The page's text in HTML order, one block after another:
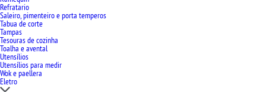
Refratario
Saleiro, pimenteiro e porta temperos
Tabua de corte
Tampas
Tesouras de cozinha
Toalha e avental
Utensílios
Utensílios para medir
Wok e paellera
Eletro